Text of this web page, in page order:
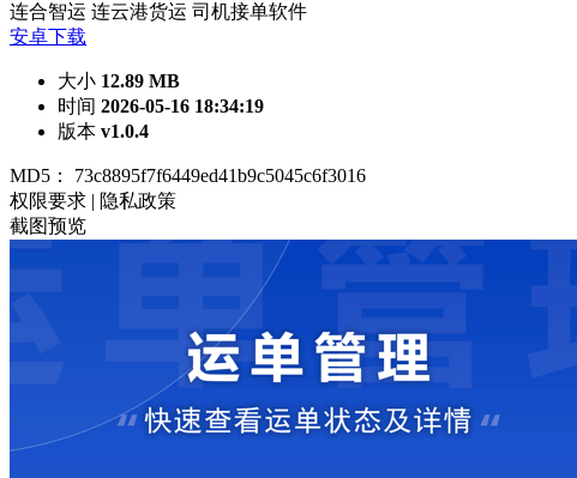
连合智运 连云港货运 司机接单软件
安卓下载
大小 12.89 MB
时间 2026-05-16 18:34:19
版本 v1.0.4
MD5： 73c8895f7f6449ed41b9c5045c6f3016
权限要求 | 隐私政策
截图预览